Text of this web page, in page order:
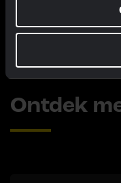
Ontdek